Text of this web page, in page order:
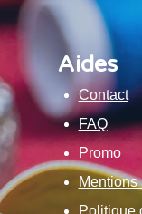
Aides
Contact
FAQ
Promo
Mentions
Politique